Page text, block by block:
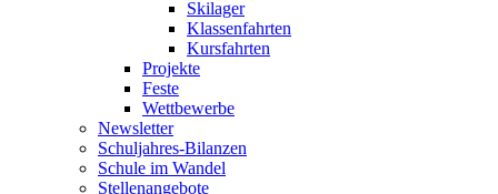
Skilager
Klassenfahrten
Kursfahrten
Projekte
Feste
Wettbewerbe
Newsletter
Schuljahres-Bilanzen
Schule im Wandel
Stellenangebote